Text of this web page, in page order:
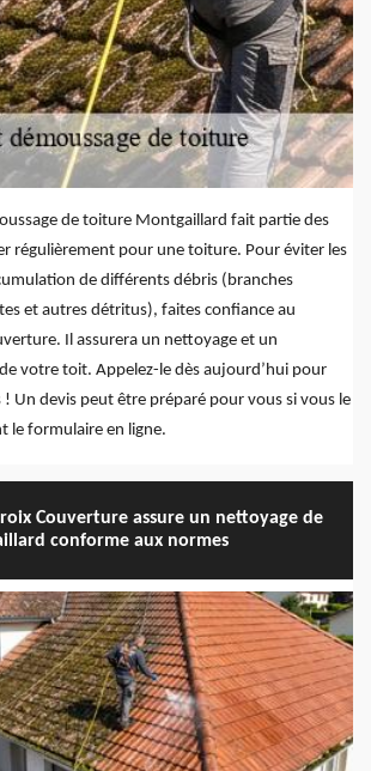
de toiture Montgaillard fait partie des
régulièrement pour une toiture. Pour éviter les
de différents débris (branches
et autres détritus), faites confiance au
Il assurera un nettoyage et un
votre toit. Appelez-le dès aujourd’hui pour
Un devis peut être préparé pour vous si vous le
le formulaire en ligne.
Couverture assure un nettoyage de
conforme aux normes